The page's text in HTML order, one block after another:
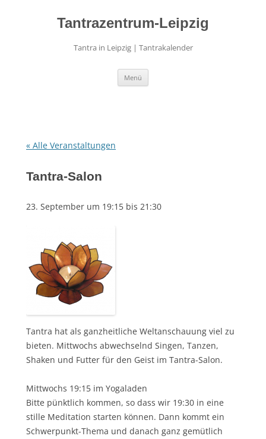
Tantrazentrum-Leipzig
Tantra in Leipzig | Tantrakalender
Menü
« Alle Veranstaltungen
Tantra-Salon
23. September um 19:15 bis 21:30
Tantra hat als ganzheitliche Weltanschauung viel zu
bieten. Mittwochs abwechselnd Singen, Tanzen,
Shaken und Futter für den Geist im Tantra-Salon.
Mittwochs 19:15 im Yogaladen
Bitte pünktlich kommen, so dass wir 19:30 in eine
stille Meditation starten können. Dann kommt ein
Schwerpunkt-Thema und danach ganz gemütlich